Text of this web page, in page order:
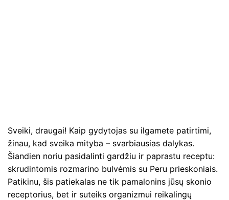
Sveiki, draugai! Kaip gydytojas su ilgamete patirtimi,
žinau, kad sveika mityba – svarbiausias dalykas.
Šiandien noriu pasidalinti gardžiu ir paprastu receptu:
skrudintomis rozmarino bulvėmis su Peru prieskoniais.
Patikinu, šis patiekalas ne tik pamalonins jūsų skonio
receptorius, bet ir suteiks organizmui reikalingų